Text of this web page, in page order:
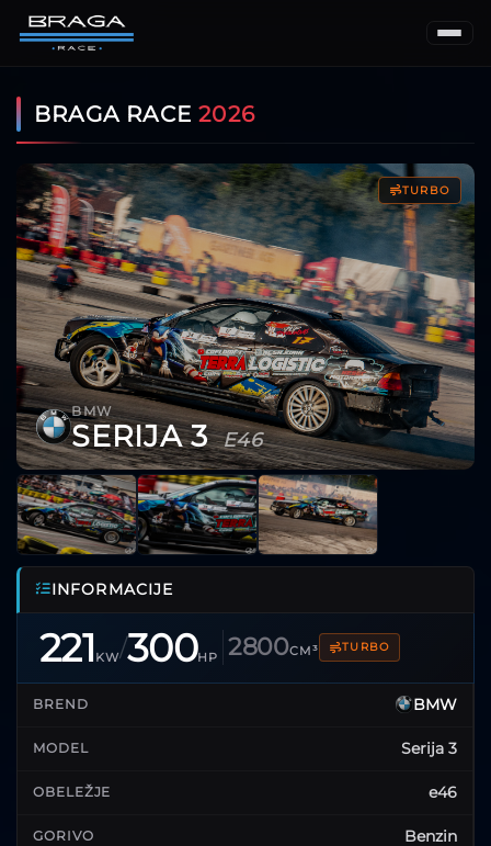
BRAGA RACE2026
TURBO
BMW
SERIJA 3 E46
INFORMACIJE
221 KW/300HP 2800CM³ TURBO
BREND BMW
MODEL Serija 3
OBELEŽJE e46
GORIVO Benzin